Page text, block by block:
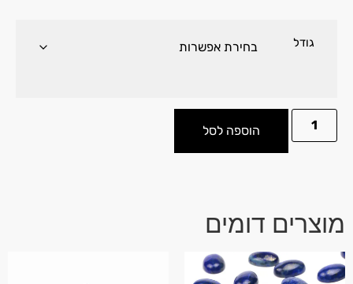
גודל
הוספה לסל
מוצרים דומים